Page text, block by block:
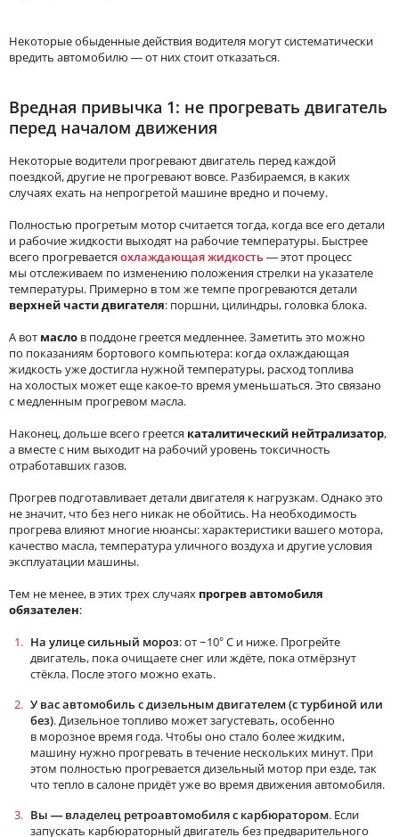
Некоторые обыденные действия водителя могут систематически
вредить автомобилю — от них стоит отказаться.
Вредная привычка 1: не прогревать двигатель
перед началом движения
Некоторые водители прогревают двигатель перед каждой
поездкой, другие не прогревают вовсе. Разбираемся, в каких
случаях ехать на непрогретой машине вредно и почему.
Полностью прогретым мотор считается тогда, когда все его детали
и рабочие жидкости выходят на рабочие температуры. Быстрее
всего прогревается охлаждающая жидкость— этот процесс
мы отслеживаем по изменению положения стрелки на указателе
температуры. Примерно в том же темпе прогреваются детали
верхней части двигателя: поршни, цилиндры, головка блока.
А вот масло в поддоне греется медленнее. Заметить это можно
по показаниям бортового компьютера: когда охлаждающая
жидкость уже достигла нужной температуры, расход топлива
на холостых может еще какое-то время уменьшаться. Это связано
с медленным прогревом масла.
Наконец, дольше всего греется каталитический нейтрализатор,
а вместе с ним выходит на рабочий уровень токсичность
отработавших газов.
Прогрев подготавливает детали двигателя к нагрузкам. Однако это
не значит, что без него никак не обойтись. На необходимость
прогрева влияют многие нюансы: характеристики вашего мотора,
качество масла, температура уличного воздуха и другие условия
эксплуатации машины.
Тем не менее, в этих трех случаях прогрев автомобиля
обязателен:
На улице сильный мороз: от −10° C и ниже. Прогрейте
двигатель, пока очищаете снег или ждёте, пока отмёрзнут
стёкла. После этого можно ехать.
У вас автомобиль с дизельным двигателем(с турбиной или
без). Дизельное топливо может загустевать, особенно
в морозное время года. Чтобы оно стало более жидким,
машину нужно прогревать в течение нескольких минут. При
этом полностью прогревается дизельный мотор при езде, так
что тепло в салоне придёт уже во время движения автомобиля.
Вы — владелец ретроавтомобиля с карбюратором. Если
запускать карбюраторный двигатель без предварительного